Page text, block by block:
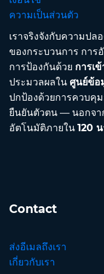
ความเป็นส่วนตัว
เราจริงจังกับความป
ของกระบวนการ การ
การป้องกันด้วย การเ
ประมวลผลใน ศูนย์ข้อ
ปกป้องด้วยการควบคุม
ยืนยันตัวตน — นอกจา
อัตโนมัติภายใน 120
Contact
ส่งอีเมลถึงเรา
เกี่ยวกับเรา